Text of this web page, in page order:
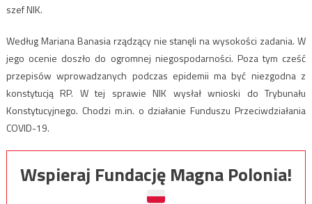
szef NIK.
Według Mariana Banasia rządzący nie stanęli na wysokości zadania. W
jego ocenie doszło do ogromnej niegospodarności. Poza tym cześć
przepisów wprowadzanych podczas epidemii ma być niezgodna z
konstytucją RP. W tej sprawie NIK wysłał wnioski do Trybunału
Konstytucyjnego. Chodzi m.in. o działanie Funduszu Przeciwdziałania
COVID-19.
Wspieraj Fundację Magna Polonia!